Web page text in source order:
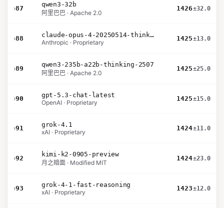
›87
qwen3-32b
阿里巴巴 · Apache 2.0
1426±32.0
›88
claude-opus-4-20250514-thinking-16k
Anthropic · Proprietary
1425±13.0
›89
qwen3-235b-a22b-thinking-2507
阿里巴巴 · Apache 2.0
1425±25.0
›90
gpt-5.3-chat-latest
OpenAI · Proprietary
1425±15.0
›91
grok-4.1
xAI · Proprietary
1424±11.0
›92
kimi-k2-0905-preview
月之暗面 · Modified MIT
1424±23.0
›93
grok-4-1-fast-reasoning
xAI · Proprietary
1423±12.0